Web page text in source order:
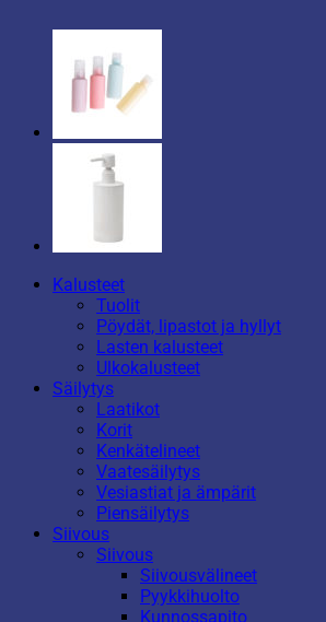
Kalusteet
Tuolit
Pöydät, lipastot ja hyllyt
Lasten kalusteet
Ulkokalusteet
Säilytys
Laatikot
Korit
Kenkätelineet
Vaatesäilytys
Vesiastiat ja ämpärit
Piensäilytys
Siivous
Siivous
Siivousvälineet
Pyykkihuolto
Kunnossapito